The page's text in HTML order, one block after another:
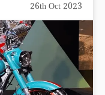
26th Oct 2023